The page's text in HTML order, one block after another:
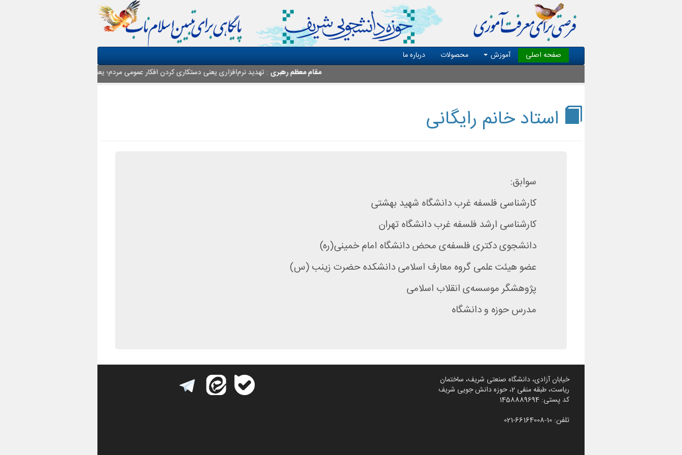
صفحه اصلی آموزش محصولات
درباره ما
مقام معظم رهبری: تهدید نرم‌افزاری یعنی دستکاری کردن افکار عمومی مردم؛ یعنی ایجاد اختلاف؛ یعنی ایجاد تردید
استاد خانم رایگانی
سوابق:
کارشناسی فلسفه غرب دانشگاه شهید بهشتی
کارشناسی ارشد فلسفه غرب دانشگاه تهران
دانشجوی دکتری فلسفه‌ی محض دانشگاه امام خمینی(ره)
عضو هیئت علمی گروه معارف اسلامی دانشکده حضرت زینب (س)
پژوهشگر موسسه‌ی انقلاب اسلامی
مدرس حوزه و دانشگاه
خیابان آزادی، دانشگاه صنعتی شریف، ساختمان
ریاست، طبقه منفی 2، حوزه دانش جویی شریف
کد پستی: 1458889694
تلفن: 10-66164008-021